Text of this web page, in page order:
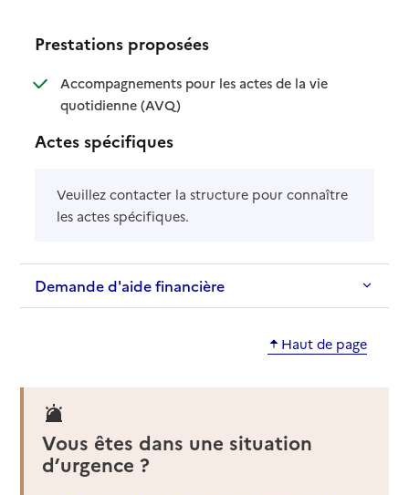
Prestations proposées
Accompagnements pour les actes de la vie
quotidienne (AVQ): disponible
: non disponible
Actes spécifiques
Veuillez contacter la structure pour connaître
les actes spécifiques.
Demande d'aide financière
Haut de page
Vous êtes dans une situation
d’urgence ?